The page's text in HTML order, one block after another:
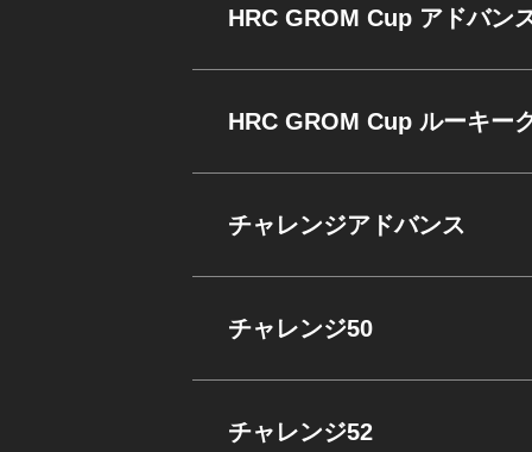
HRC GROM Cup アドバン
HRC GROM Cup ルーキー
チャレンジアドバンス
チャレンジ50
チャレンジ52